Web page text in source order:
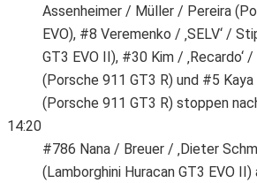
Assenheimer / Müller / Pereira
EVO), #8 Veremenko / ‚SELV‘ /
GT3 EVO II), #30 Kim / ‚Recardo‘
(Porsche 911 GT3 R) und #5
(Porsche 911 GT3 R) stoppen
14:20
#786 Nana / Breuer / ‚Dieter
(Lamborghini Huracan GT3 EVO